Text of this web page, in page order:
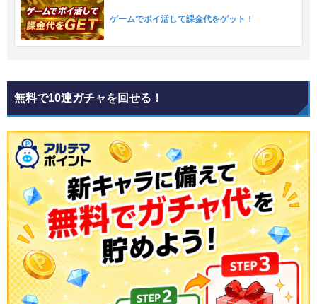
ゲームでポイ活して課金代をゲット！
無料で10連ガチャを回せる！